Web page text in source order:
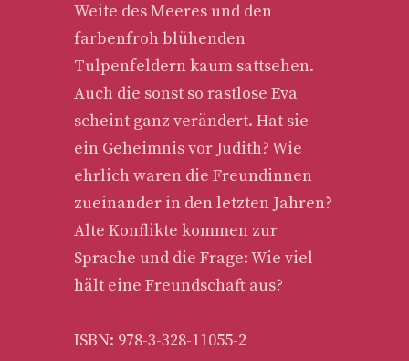
Weite des Meeres und den
farbenfroh blühenden
Tulpenfeldern kaum sattsehen.
Auch die sonst so rastlose Eva
scheint ganz verändert. Hat sie
ein Geheimnis vor Judith? Wie
ehrlich waren die Freundinnen
zueinander in den letzten Jahren?
Alte Konflikte kommen zur
Sprache und die Frage: Wie viel
hält eine Freundschaft aus?
ISBN: 978-3-328-11055-2